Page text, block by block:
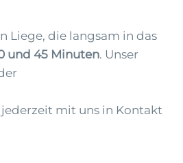
Liege, die langsam in das
und 45 Minuten. Unser
mit uns in Kontakt